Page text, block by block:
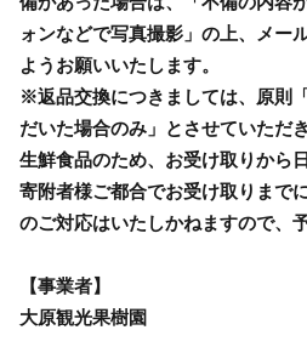
ォンなどで写真撮影」の上、メー
ようお願いいたします。
※返品交換につきましては、原則
だいた場合のみ」とさせていただき
生鮮食品のため、お受け取りから
寄附者様ご都合でお受け取りまで
のご対応はいたしかねますので、
【事業者】
大原観光果樹園